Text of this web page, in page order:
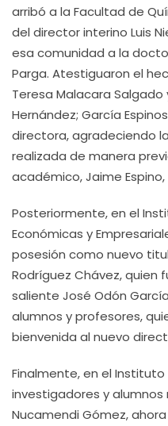
arribó a la Facultad de
del director interino Luis
esa comunidad a la
Parga. Atestiguaron el
Teresa Malacara
Hernández; García
directora, agradeciendo
realizada de manera
académico, Jaime
Posteriormente, en el
Económicas y
posesión como nuevo
Rodríguez Chávez, quien
saliente José Odón
alumnos y profesores,
bienvenida al nuevo
Finalmente, en el
investigadores y alumnos
Nucamendi Gómez,